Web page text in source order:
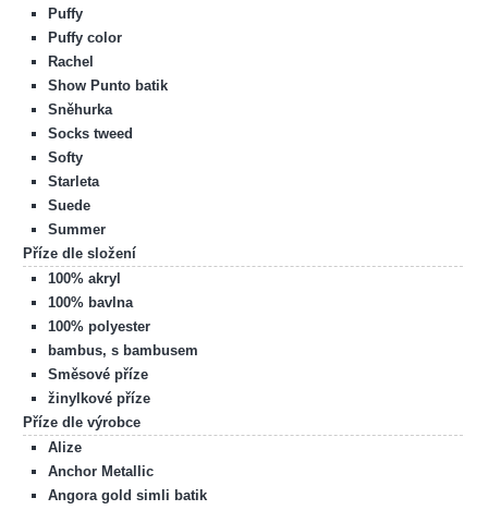
Puffy
Puffy color
Rachel
Show Punto batik
Sněhurka
Socks tweed
Softy
Starleta
Suede
Summer
Příze dle složení
100% akryl
100% bavlna
100% polyester
bambus, s bambusem
Směsové příze
žinylkové příze
Příze dle výrobce
Alize
Anchor Metallic
Angora gold simli batik